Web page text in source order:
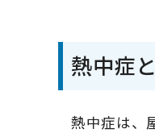
熱中症
熱中症は、